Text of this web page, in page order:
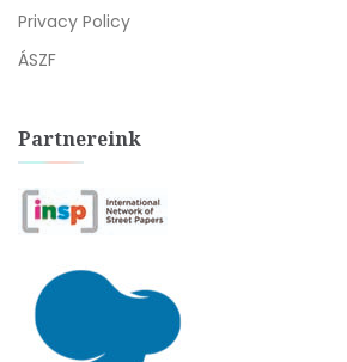
Privacy Policy
ÁSZF
Partnereink